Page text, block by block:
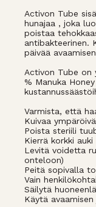
Activon Tube
hunajaa , joka
poistaa
antibakteerinen.
päivää
Activon Tube on
% Manuka
Varmista, että
Kuivaa
Poista steriili
Kierrä korkki auki
Levitä voidetta
onteloon)
Peitä sopivalla
Vain
Säilytä
Käytä